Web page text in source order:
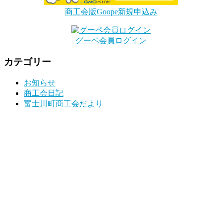
商工会版Goope新規申込み
グーペ会員ログイン
カテゴリー
お知らせ
商工会日記
富士川町商工会だより